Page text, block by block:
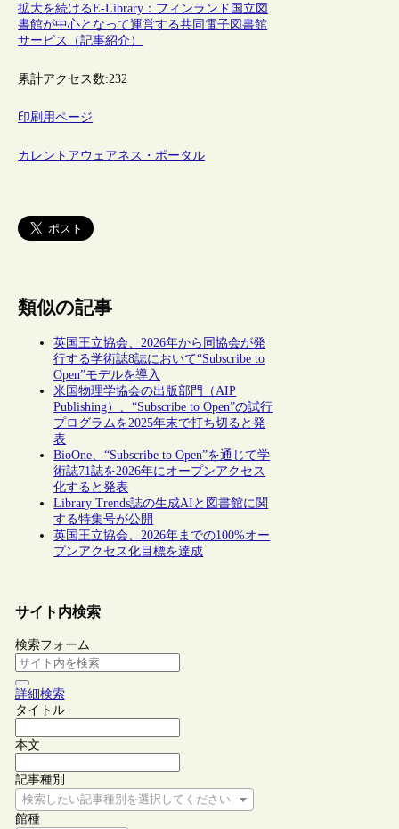
拡大を続けるE-Library：フィンランド国立図
書館が中心となって運営する共同電子図書館
サービス（記事紹介）
累計アクセス数:232
印刷用ページ
カレントアウェアネス・ポータル
類似の記事
英国王立協会、2026年から同協会が発
行する学術誌8誌において“Subscribe to
Open”モデルを導入
米国物理学協会の出版部門（AIP
Publishing）、“Subscribe to Open”の試行
プログラムを2025年末で打ち切ると発
表
BioOne、“Subscribe to Open”を通じて学
術誌71誌を2026年にオープンアクセス
化すると発表
Library Trends誌の生成AIと図書館に関
する特集号が公開
英国王立協会、2026年までの100%オー
プンアクセス化目標を達成
サイト内検索
検索フォーム
詳細検索
タイトル
本文
記事種別
検索したい記事種別を選択してください
館種